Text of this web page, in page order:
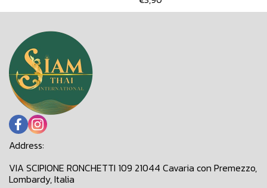
Address:
VIA SCIPIONE RONCHETTI 109 21044 Cavaria con Premezzo,
Lombardy, Italia